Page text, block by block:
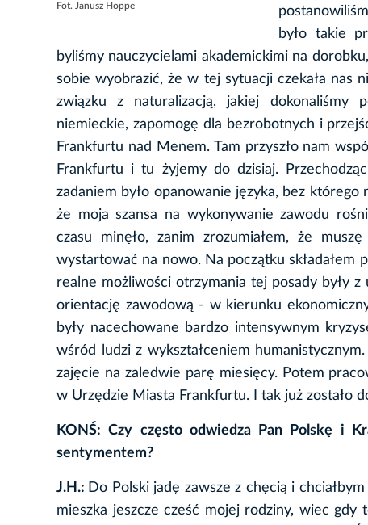
Fot. Janusz Hoppe
było takie
byliśmy nauczycielami akademickimi na
sobie wyobrazić, że w tej sytuacji czekała nas
związku z naturalizacją, jakiej dokonaliśmy
niemieckie, zapomogę dla bezrobotnych i
Frankfurtu nad Menem. Tam przyszło nam
Frankfurtu i tu żyjemy do dzisiaj.
zadaniem było opanowanie języka, bez
że moja szansa na wykonywanie zawodu
czasu minęło, zanim zrozumiałem, że
wystartować na nowo. Na początku
realne możliwości otrzymania tej posady były
orientację zawodową - w kierunku
były nacechowane bardzo intensywnym
wśród ludzi z wykształceniem
zajęcie na zaledwie parę miesięcy. Potem
w Urzędzie Miasta Frankfurtu. I tak już zostało
KONŚ: Czy często odwiedza Pan Polskę i
sentymentem?
J.H.: Do Polski jadę zawsze z chęcią i
mieszka jeszcze cześć mojej rodziny, wiec